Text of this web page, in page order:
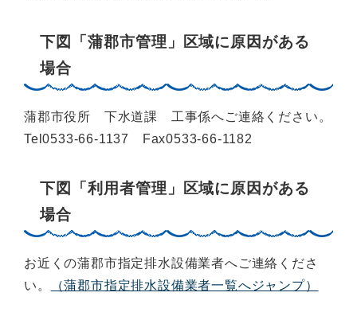
下図「蒲郡市管理」区域に原因がある
場合
蒲郡市役所 下水道課 工事係へご連絡ください。
Tel0533-66-1137 Fax0533-66-1182
下図「利用者管理」区域に原因がある
場合
お近くの蒲郡市指定排水設備業者へご連絡くださ
い。
（蒲郡市指定排水設備業者一覧へジャンプ）